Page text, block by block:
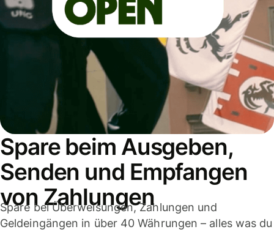
Spare beim Ausgeben,
Senden und Empfangen
von Zahlungen
Spare bei Überweisungen, Zahlungen und
Geldeingängen in über 40 Währungen – alles was du